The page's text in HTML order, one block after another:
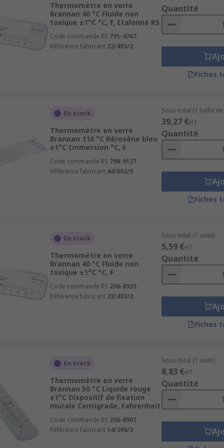
évitent l’utilisation de mercure, privilégiant des liquides
en cas de casse, tout en respectant les normes
le liquide contenu dans le tube de verre se
une lecture précise et fiable sans recours à des systèmes
les températures des fours, congélateurs ou aliments
sont utilisés pour surveiller la température corporelle,
ces instruments sont idéaux pour surveiller les
tels que l’électronique ou l’agroalimentaire.
les températures des serres ou des maisons sont
?
adaptés à chaque besoin, qu’il s’agisse de modèles
innovation, sécurité et durabilité pour garantir une
étuis de protection,supports de fixation
Thermomètre en verre
Brannan 40 °C Fluide non
toxique ±1°C °C, F, Etalonné RS
Code commande RS 791-4767
Référence fabricant 22/483/2
Quantité
Fiches
En stock
Thermomètre en verre
Brannan 110 °C Kérosène bleu
±1°C Immersion °C, F
Code commande RS 798-9127
Référence fabricant 44/802/9
Sous-total (1 boîte
39,27 €HT
Quantité
Fiches
En stock
Thermomètre en verre
Brannan 40 °C Fluide non
toxique ±1°C °C, F
Code commande RS 206-8935
Référence fabricant 22/483/2
Sous-total (1 unité)
5,59 €HT
Quantité
Fiches
En stock
Thermomètre en verre
Brannan 50 °C Liquide rouge
±1°C Dispositif de fixation
murale Centigrade, Fahrenheit
Code commande RS 206-8907
Référence fabricant 14/390/3
Sous-total (1 unité)
8,83 €HT
Quantité